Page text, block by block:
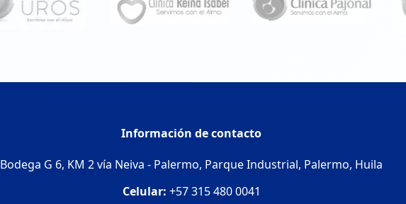
Información de contacto
Bodega G 6, KM 2 vía Neiva - Palermo, Parque Industrial, Palermo, Huila
Celular: +57 315 480 0041